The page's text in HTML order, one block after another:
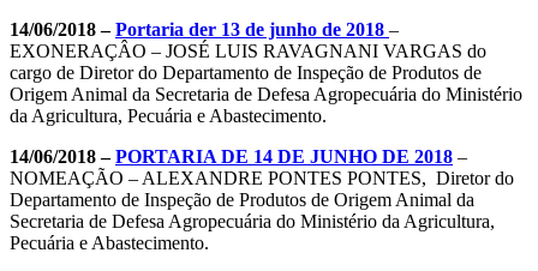
14/06/2018 –Portaria der 13 de junho de 2018 –
EXONERAÇÂO – JOSÉ LUIS RAVAGNANI VARGAS do
cargo de Diretor do Departamento de Inspeção de Produtos de
Origem Animal da Secretaria de Defesa Agropecuária do Ministério
da Agricultura, Pecuária e Abastecimento.
14/06/2018 –PORTARIA DE 14 DE JUNHO DE 2018 –
NOMEAÇÃO – ALEXANDRE PONTES PONTES, Diretor do
Departamento de Inspeção de Produtos de Origem Animal da
Secretaria de Defesa Agropecuária do Ministério da Agricultura,
Pecuária e Abastecimento.